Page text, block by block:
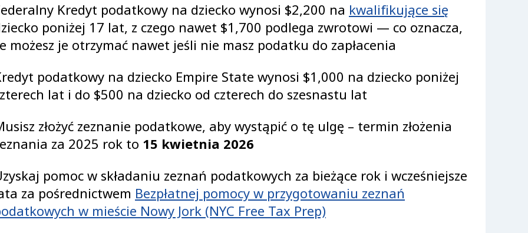
Kredyt podatkowy na dziecko wynosi $2,200 na kwalifikujące się
poniżej 17 lat, z czego nawet $1,700 podlega zwrotowi — co oznacza,
możesz je otrzymać nawet jeśli nie masz podatku do zapłacenia
podatkowy na dziecko Empire State wynosi $1,000 na dziecko poniżej
lat i do $500 na dziecko od czterech do szesnastu lat
złożyć zeznanie podatkowe, aby wystąpić o tę ulgę – termin złożenia
za 2025 rok to 15 kwietnia 2026
pomoc w składaniu zeznań podatkowych za bieżące rok i wcześniejsze
za pośrednictwem Bezpłatnej pomocy w przygotowaniu zeznań
w mieście Nowy Jork (NYC Free Tax Prep)‎